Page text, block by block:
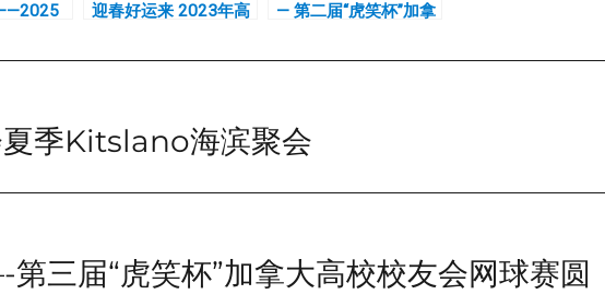
球赛圆满
迎春好运来 2023年高
— 第二届“虎笑杯”加拿
赛 暨北美高校联合会
季Kitslano海滨聚会
三届“虎笑杯”加拿大高校校友会网球赛圆